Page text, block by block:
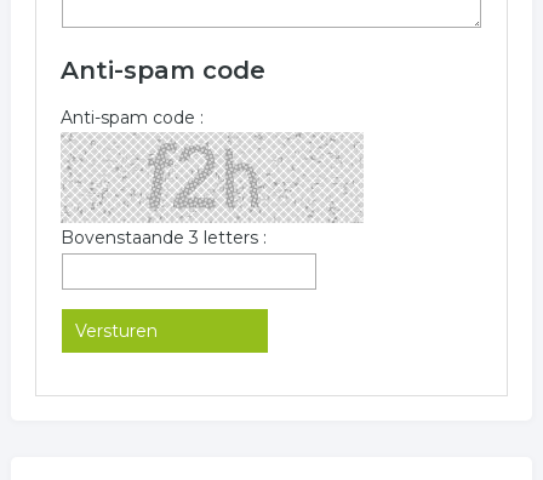
Anti-spam code
Anti-spam code :
Bovenstaande 3 letters :